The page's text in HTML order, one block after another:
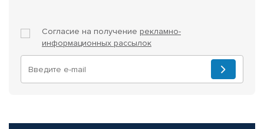
Согласие на получение рекламно-
информационных рассылок